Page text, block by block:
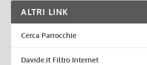
ALTRI LINK
Cerca Parrocchie
Davide.it Filtro Internet